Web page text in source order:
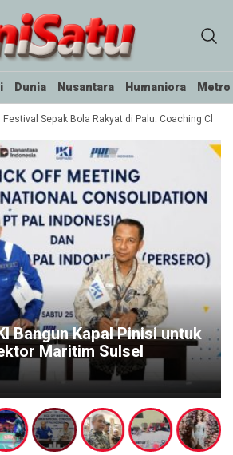
Dunia Nusantara Humaniora Metro
Festival Sepak Bola Rakyat di Palu: Coaching Clinic
Bangun Kapal Pinisi untuk
Maritim Sulsel